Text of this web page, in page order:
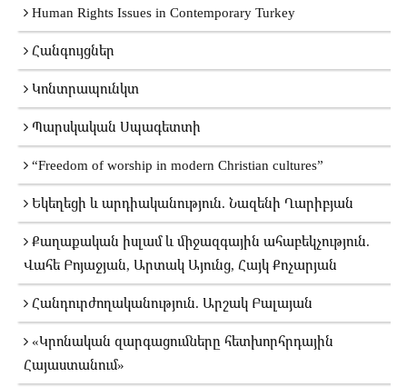
Human Rights Issues in Contemporary Turkey
Հանգույցներ
Կոնտրապունկտ
Պարսկական Սպագետտի
“Freedom of worship in modern Christian cultures”
Եկեղեցի և արդիականություն. Նազենի Ղարիբյան
Քաղաքական իսլամ և միջազգային ահաբեկչություն.
Վահե Բոյաջյան, Արտակ Այունց, Հայկ Քոչարյան
Հանդուրժողականություն. Արշակ Բալայան
«Կրոնական զարգացումները հետխորհրդային
Հայաստանում»